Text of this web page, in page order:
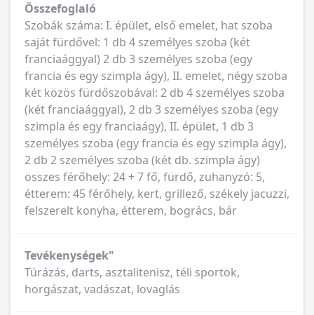
Összefoglaló
Szobák száma: I. épület, első emelet, hat szoba
saját fürdővel: 1 db 4 személyes szoba (két
franciaággyal) 2 db 3 személyes szoba (egy
francia és egy szimpla ágy), II. emelet, négy szoba
két közös fürdőszobával: 2 db 4 személyes szoba
(két franciaággyal), 2 db 3 személyes szoba (egy
szimpla és egy franciaágy), II. épület, 1 db 3
személyes szoba (egy francia és egy szimpla ágy),
2 db 2 személyes szoba (két db. szimpla ágy)
összes férőhely: 24 + 7 fő, fürdő, zuhanyzó: 5,
étterem: 45 férőhely, kert, grillező, székely jacuzzi,
felszerelt konyha, étterem, bogrács, bár
Tevékenységek"
Túrázás, darts, asztalitenisz, téli sportok,
horgászat, vadászat, lovaglás